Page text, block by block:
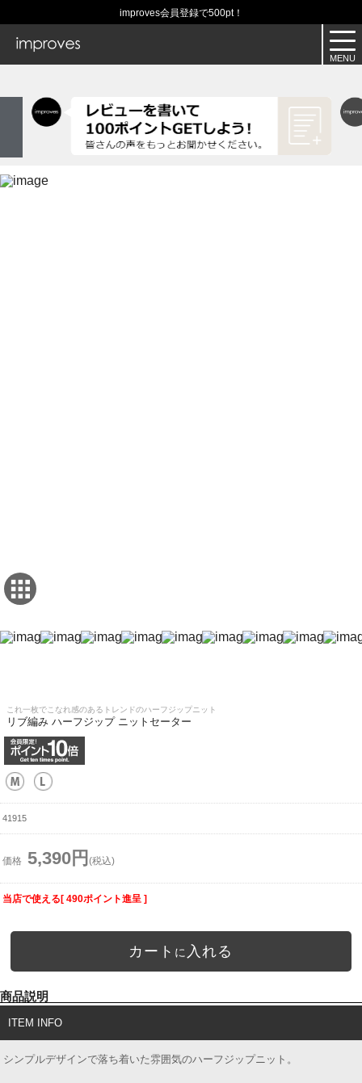
improves会員登録で500pt！
これ一枚でこなれ感のあるトレンドのハーフジップニット
リブ編み ハーフジップ ニットセーター
41915
価格 5,390円 (税込)
当店で使える[ 490ポイント進呈 ]
カート に 入れる
商品説明
ITEM INFO
シンプルデザインで落ち着いた雰囲気のハーフジップニット。